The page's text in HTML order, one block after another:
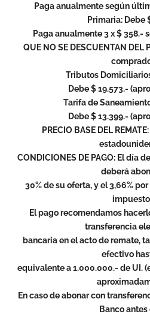
Paga anualmente según
Primaria: Debe
Paga anualmente 3 x $ 358.-
QUE NO SE DESCUENTAN DEL
Tributos
Debe $ 19.573.-
Tarifa de
Debe $ 13.399.-
PRECIO BASE DEL
CONDICIONES DE PAGO: El día
deberá
30% de su oferta, y el 3,66%
El pago recomendamos
transferencia
bancaria en el acto de remate,
efectivo
equivalente a 1.000.000.- de UI.
En caso de abonar con
Banco antes